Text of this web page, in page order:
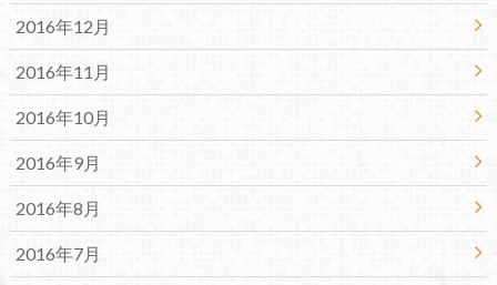
2016年12月
2016年11月
2016年10月
2016年9月
2016年8月
2016年7月